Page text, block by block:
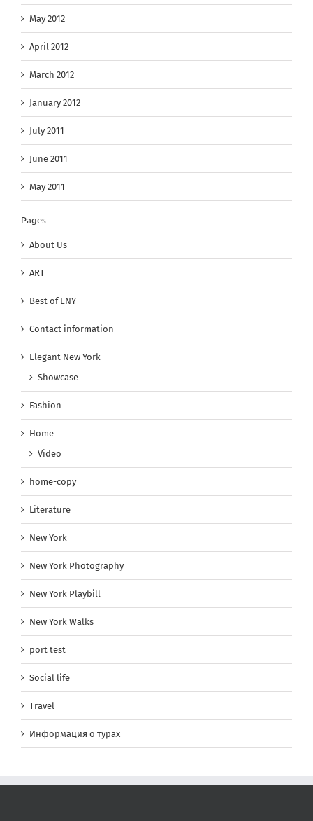
May 2012
April 2012
March 2012
January 2012
July 2011
June 2011
May 2011
Pages
About Us
ART
Best of ENY
Contact information
Elegant New York
Showcase
Fashion
Home
Video
home-copy
Literature
New York
New York Photography
New York Playbill
New York Walks
port test
Social life
Travel
Информация о турах